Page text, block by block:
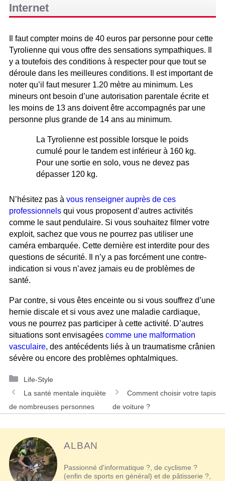
Internet
Il faut compter moins de 40 euros par personne pour cette
Tyrolienne qui vous offre des sensations sympathiques. Il
y a toutefois des conditions à respecter pour que tout se
déroule dans les meilleures conditions. Il est important de
noter qu’il faut mesurer 1.20 mètre au minimum. Les
mineurs ont besoin d’une autorisation parentale écrite et
les moins de 13 ans doivent être accompagnés par une
personne plus grande de 14 ans au minimum.
La Tyrolienne est possible lorsque le poids
cumulé pour le tandem est inférieur à 160 kg.
Pour une sortie en solo, vous ne devez pas
dépasser 120 kg.
N’hésitez pas à vous renseigner auprès de ces
professionnels qui vous proposent d’autres activités
comme le saut pendulaire. Si vous souhaitez filmer votre
exploit, sachez que vous ne pourrez pas utiliser une
caméra embarquée. Cette dernière est interdite pour des
questions de sécurité. Il n’y a pas forcément une contre-
indication si vous n’avez jamais eu de problèmes de
santé.
Par contre, si vous êtes enceinte ou si vous souffrez d’une
hernie discale et si vous avez une maladie cardiaque,
vous ne pourrez pas participer à cette activité. D’autres
situations sont envisagées comme une malformation
vasculaire, des antécédents liés à un traumatisme crânien
sévère ou encore des problèmes ophtalmiques.
Catégories
Life-Style
Navigation
des
La santé mentale inquiète
de nombreuses personnes
Comment choisir votre tapis
de voiture ?
ALBAN
Passionné d'informatique ?, de cyclisme ?
(enfin de sports en général) et de pâtisserie ?,